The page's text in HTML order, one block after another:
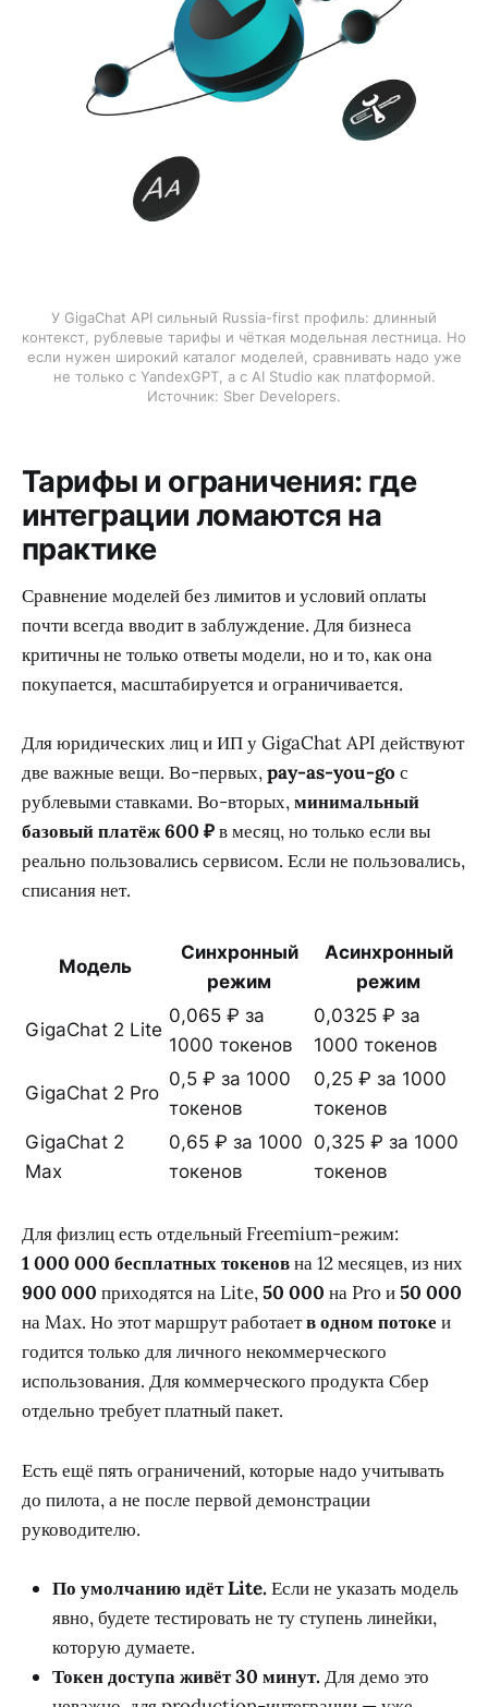
У GigaChat API сильный Russia-first профиль: длинный
контекст, рублевые тарифы и чёткая модельная лестница. Но
если нужен широкий каталог моделей, сравнивать надо уже
не только с YandexGPT, а с AI Studio как платформой.
Источник: Sber Developers.
Тарифы и ограничения: где
интеграции ломаются на
практике
Сравнение моделей без лимитов и условий оплаты
почти всегда вводит в заблуждение. Для бизнеса
критичны не только ответы модели, но и то, как она
покупается, масштабируется и ограничивается.
Для юридических лиц и ИП у GigaChat API действуют
две важные вещи. Во-первых,pay-as-you-go с
рублевыми ставками. Во-вторых,минимальный
базовый платёж 600 ₽в месяц, но только если вы
реально пользовались сервисом. Если не пользовались,
списания нет.
Модель
Синхронный
режим
Асинхронный
режим
GigaChat 2 Lite
0,065 ₽ за
1000 токенов
0,0325 ₽ за
1000 токенов
GigaChat 2 Pro
0,5 ₽ за 1000
токенов
0,25 ₽ за 1000
токенов
GigaChat 2
Max
0,65 ₽ за 1000
токенов
0,325 ₽ за 1000
токенов
Для физлиц есть отдельный Freemium-режим:
1 000 000 бесплатных токеновна 12 месяцев, из них
900 000 приходятся на Lite,50 000 на Pro и50 000
на Max. Но этот маршрут работаетв одном потоке и
годится только для личного некоммерческого
использования. Для коммерческого продукта Сбер
отдельно требует платный пакет.
Есть ещё пять ограничений, которые надо учитывать
до пилота, а не после первой демонстрации
руководителю.
По умолчанию идёт Lite.Если не указать модель
явно, будете тестировать не ту ступень линейки,
которую думаете.
Токен доступа живёт 30 минут.Для демо это